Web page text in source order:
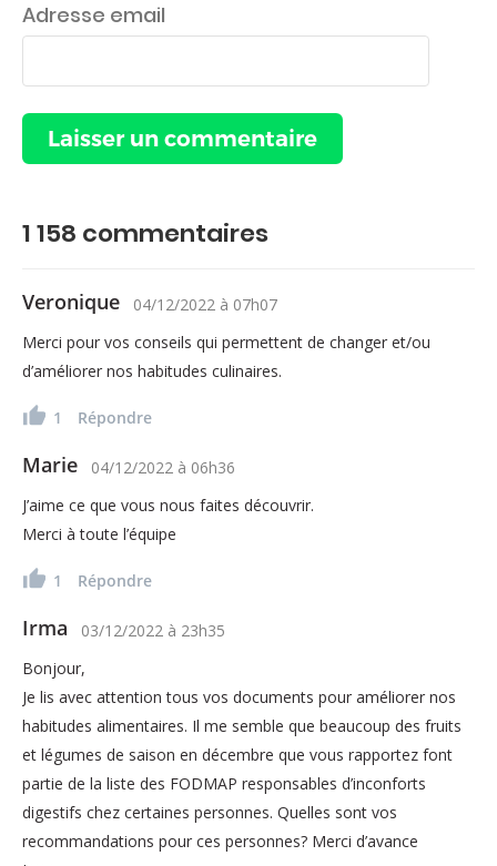
Adresse email
1 158 commentaires
Veronique 04/12/2022 à 07h07
Merci pour vos conseils qui permettent de changer et/ou
d’améliorer nos habitudes culinaires.
1 Répondre
Marie 04/12/2022 à 06h36
J’aime ce que vous nous faites découvrir.
Merci à toute l’équipe
1 Répondre
Irma 03/12/2022 à 23h35
Bonjour,
Je lis avec attention tous vos documents pour améliorer nos
habitudes alimentaires. Il me semble que beaucoup des fruits
et légumes de saison en décembre que vous rapportez font
partie de la liste des FODMAP responsables d’inconforts
digestifs chez certaines personnes. Quelles sont vos
recommandations pour ces personnes? Merci d’avance